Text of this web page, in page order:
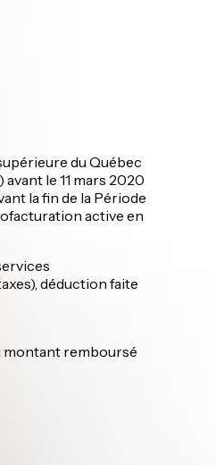
du Québec
le 11 mars 2020
la fin de la Période
active en
déduction faite
montant remboursé